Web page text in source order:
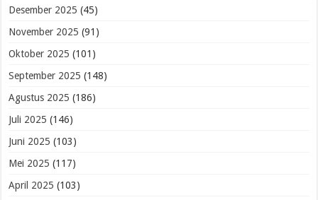
Desember 2025 (45)
November 2025 (91)
Oktober 2025 (101)
September 2025 (148)
Agustus 2025 (186)
Juli 2025 (146)
Juni 2025 (103)
Mei 2025 (117)
April 2025 (103)